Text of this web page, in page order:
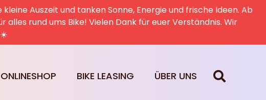
Auszeit und tanken Sonne, Energie und frische Ideen. Ab
alles rund ums Bike! Vielen Dank für euer Verständnis. Wir
ONLINESHOP BIKE LEASING ÜBER UNS